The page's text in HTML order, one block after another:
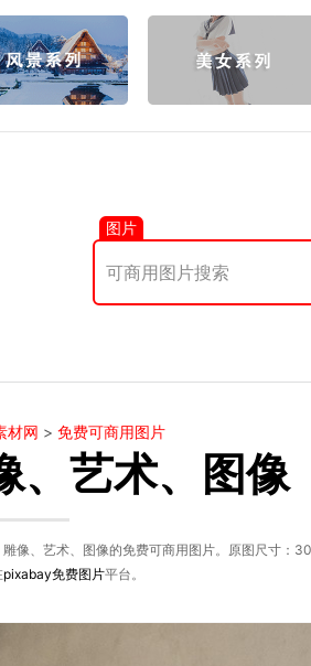
图片
材网 > 免费可商用图片
、艺术、图像
雕像、艺术、图像的免费可商用图片。原图尺寸
pixabay免费图片平台。